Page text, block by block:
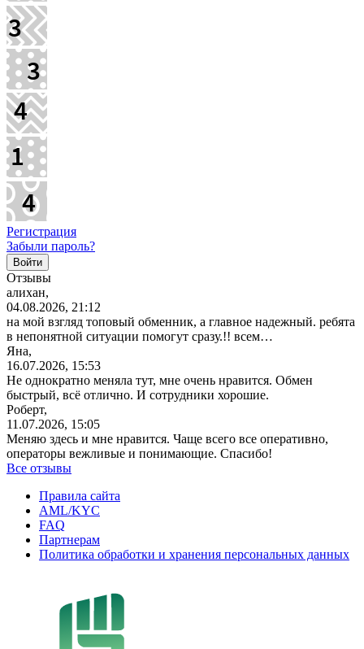
Регистрация
Забыли пароль?
Отзывы
алихан,
04.08.2026, 21:12
на мой взгляд топовый обменник, а главное надежный. ребята
в непонятной ситуации помогут сразу.!! всем…
Яна,
16.07.2026, 15:53
Не однократно меняла тут, мне очень нравится. Обмен
быстрый, всё отлично. И сотрудники хорошие.
Роберт,
11.07.2026, 15:05
Меняю здесь и мне нравится. Чаще всего все оперативно,
операторы вежливые и понимающие. Спасибо!
Все отзывы
Правила сайта
AML/KYC
FAQ
Партнерам
Политика обработки и хранения персональных данных